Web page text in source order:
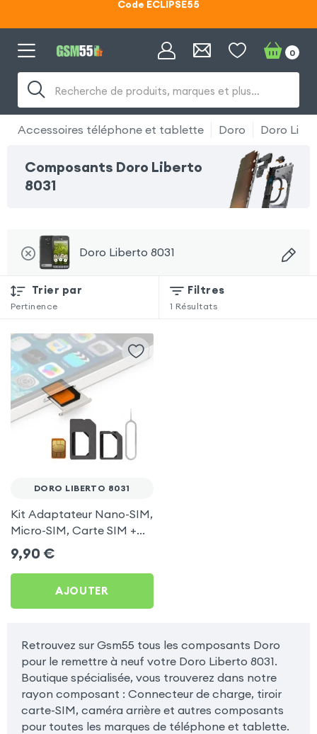
Lunettes d'éclipse OFFERTES
Code ECLIPSE55
Recherche de produits, marques et plus…
0
Accessoires téléphone et tablette Doro Doro
Composants Doro Liberto
8031
Doro Liberto 8031
Trier par
Pertinence
Filtres
1 Résultats
DORO LIBERTO 8031
Kit Adaptateur Nano-SIM,
Micro-SIM, Carte SIM +
Pic Extracteur pour Doro
Liberto 8031
9,90 €
AJOUTER
Retrouvez sur Gsm55 tous les composants Doro
pour le remettre à neuf votre Doro Liberto 8031.
Boutique spécialisée, vous trouverez dans notre
rayon composant : Connecteur de charge, tiroir
carte-SIM, caméra arrière et autres composants
pour toutes les marques de téléphone et tablette.